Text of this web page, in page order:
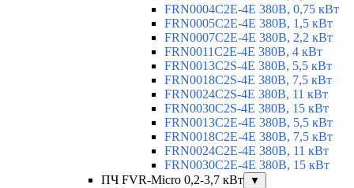
FRN0004C2E-4E 380В, 0,75 кВт
FRN0005C2E-4E 380В, 1,5 кВт
FRN0007C2E-4E 380В, 2,2 кВт
FRN0011C2E-4E 380В, 4 кВт
FRN0013C2S-4E 380В, 5,5 кВт
FRN0018C2S-4E 380В, 7,5 кВт
FRN0024C2S-4E 380В, 11 кВт
FRN0030C2S-4E 380В, 15 кВт
FRN0013C2E-4E 380В, 5,5 кВт
FRN0018C2E-4E 380В, 7,5 кВт
FRN0024C2E-4E 380В, 11 кВт
FRN0030C2E-4E 380В, 15 кВт
ПЧ FVR-Micro 0,2-3,7 кВт
▼